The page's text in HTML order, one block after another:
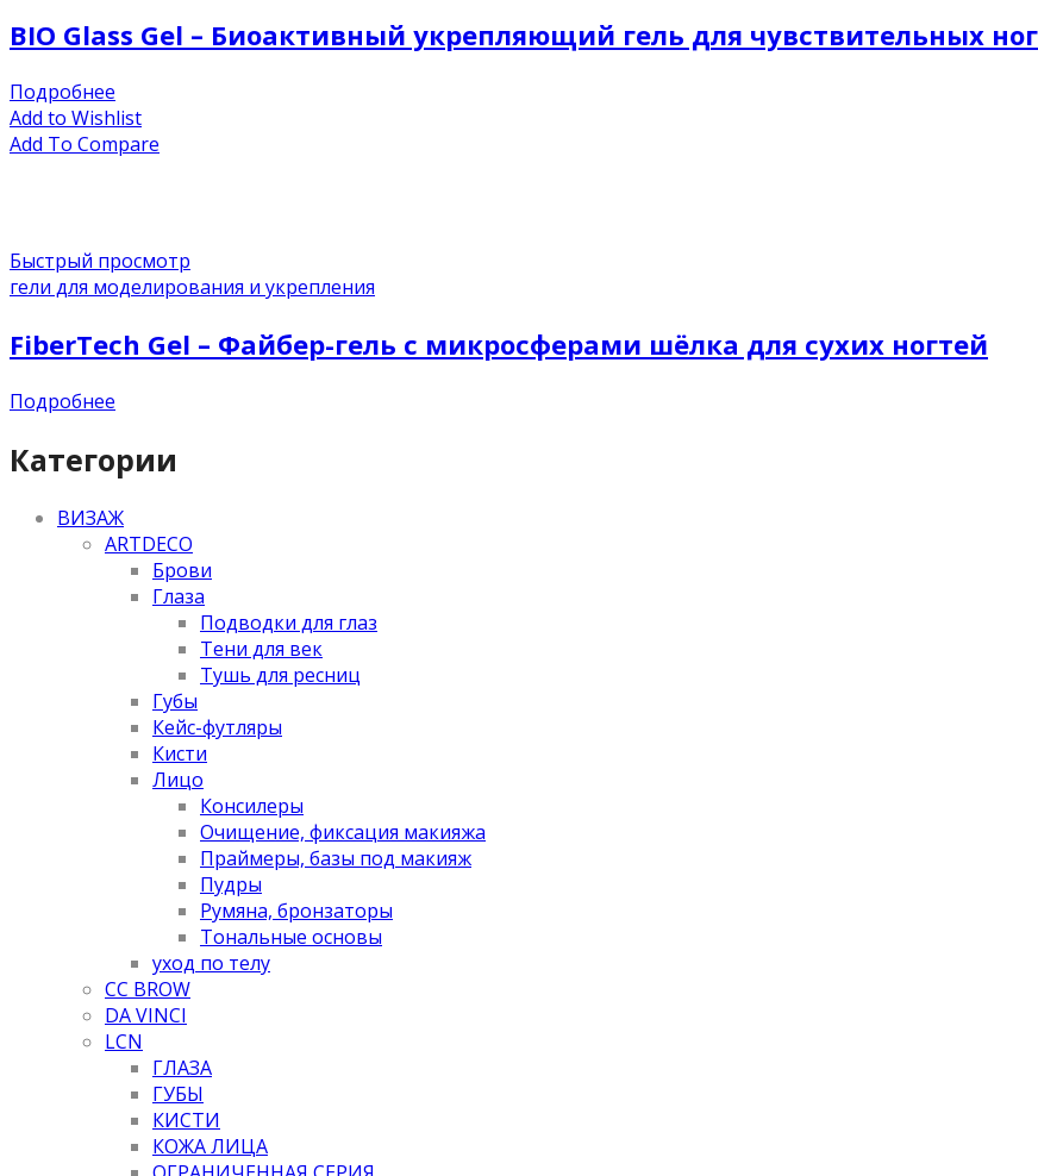
BIO Glass Gel – Биоактивный укрепляющий гель для чувствительных
Подробнее
Add to Wishlist
Add To Compare
Быстрый просмотр
гели для моделирования и укрепления
FiberTech Gel – Файбер-гель с микросферами шёлка для сухих ногтей
Подробнее
Категории
ВИЗАЖ
ARTDECO
Брови
Глаза
Подводки для глаз
Тени для век
Тушь для ресниц
Губы
Кейс-футляры
Кисти
Лицо
Консилеры
Очищение, фиксация макияжа
Праймеры, базы под макияж
Пудры
Румяна, бронзаторы
Тональные основы
уход по телу
CC BROW
DA VINCI
LCN
ГЛАЗА
ГУБЫ
КИСТИ
КОЖА ЛИЦА